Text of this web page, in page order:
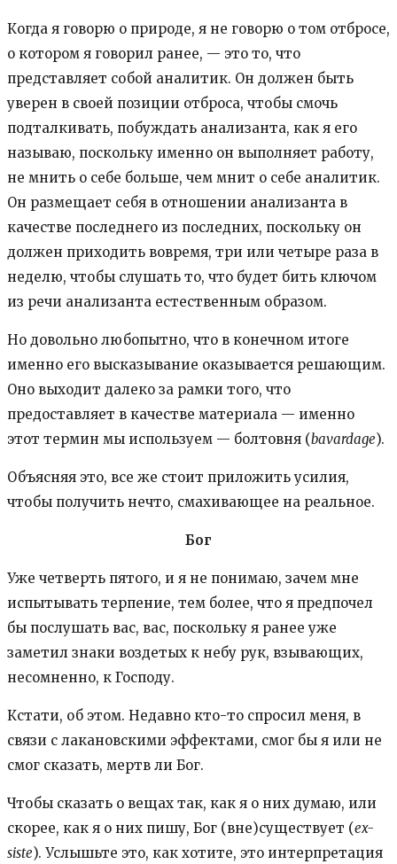
Когда я говорю о природе, я не говорю о том отбросе,
о котором я говорил ранее, — это то, что
представляет собой аналитик. Он должен быть
уверен в своей позиции отброса, чтобы смочь
подталкивать, побуждать анализанта, как я его
называю, поскольку именно он выполняет работу,
не мнить о себе больше, чем мнит о себе аналитик.
Он размещает себя в отношении анализанта в
качестве последнего из последних, поскольку он
должен приходить вовремя, три или четыре раза в
неделю, чтобы слушать то, что будет бить ключом
из речи анализанта естественным образом.
Но довольно любопытно, что в конечном итоге
именно его высказывание оказывается решающим.
Оно выходит далеко за рамки того, что
предоставляет в качестве материала — именно
этот термин мы используем — болтовня (bavardage).
Объясняя это, все же стоит приложить усилия,
чтобы получить нечто, смахивающее на реальное.
Бог
Уже четверть пятого, и я не понимаю, зачем мне
испытывать терпение, тем более, что я предпочел
бы послушать вас, вас, поскольку я ранее уже
заметил знаки воздетых к небу рук, взывающих,
несомненно, к Господу.
Кстати, об этом. Недавно кто-то спросил меня, в
связи с лакановскими эффектами, смог бы я или не
смог сказать, мертв ли Бог.
Чтобы сказать о вещах так, как я о них думаю, или
скорее, как я о них пишу, Бог (вне)существует (ex-
siste). Услышьте это, как хотите, это интерпретация